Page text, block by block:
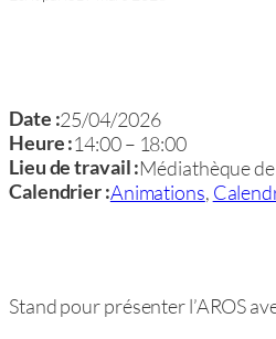
Date :25/04/2026
Heure :14:00– 18:00
Lieu de travail :Médiathèque
Calendrier :Animations,
Stand pour présenter l’AROS